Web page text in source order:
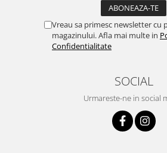
Vreau sa primesc newsletter cu
magazinului. Afla mai multe in
Confidentialitate
SOCIAL
Urmareste-ne in social